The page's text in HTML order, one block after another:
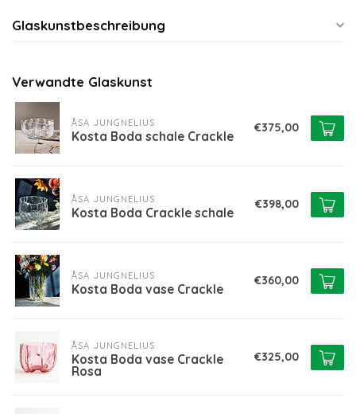
Glaskunstbeschreibung
Verwandte Glaskunst
ÅSA JUNGNELIUS
Kosta Boda schale Crackle
€375,00
ÅSA JUNGNELIUS
Kosta Boda Crackle schale
€398,00
ÅSA JUNGNELIUS
Kosta Boda vase Crackle
€360,00
ÅSA JUNGNELIUS
Kosta Boda vase Crackle
Rosa
€325,00